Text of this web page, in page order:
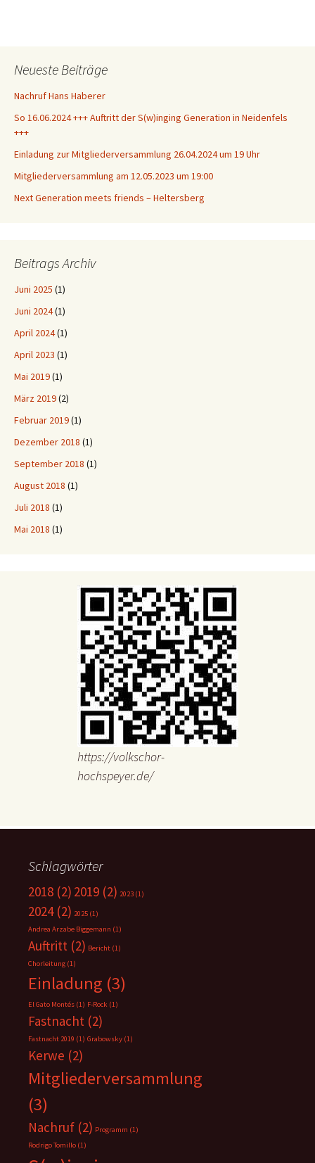
Neueste Beiträge
Nachruf Hans Haberer
So 16.06.2024 +++ Auftritt der S(w)inging Generation in Neidenfels
+++
Einladung zur Mitgliederversammlung 26.04.2024 um 19 Uhr
Mitgliederversammlung am 12.05.2023 um 19:00
Next Generation meets friends – Heltersberg
Beitrags Archiv
Juni 2025 (1)
Juni 2024(1)
April 2024(1)
April 2023 (1)
Mai 2019(1)
März 2019(2)
Februar 2019(1)
Dezember 2018 (1)
September 2018 (1)
August 2018 (1)
Juli 2018 (1)
Mai 2018 (1)
https://volkschor-
hochspeyer.de/
Schlagwörter
2018 (2) 2019 (2) 2023 (1)
2024(2) 2025 (1)
Andrea Arzabe Biggemann (1)
Auftritt (2) Bericht (1)
Chorleitung (1)
Einladung (3)
El Gato Montés (1) F-Rock (1)
Fastnacht (2)
Fastnacht 2019 (1) Grabowsky (1)
Kerwe (2)
Mitgliederversammlung
(3)
Nachruf (2) Programm (1)
Rodrigo Tomillo (1)